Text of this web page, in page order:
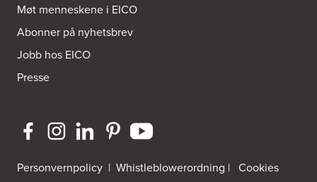
Møt menneskene i EICO
Abonner på nyhetsbrev
Jobb hos EICO
Presse
Personvernpolicy | Whistleblowerordning | Cookies